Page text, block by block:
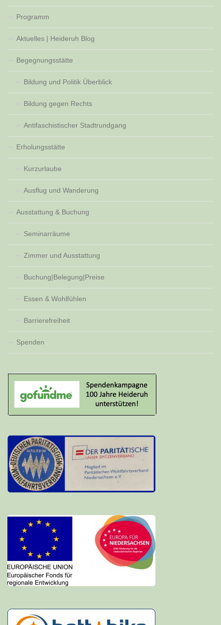
Programm
Aktuelles | Heideruh Blog
Begegnungsstätte
Bildung und Politik Überblick
Bildung gegen Rechts
Antifaschistischer Stadtrundgang
Erholungsstätte
Kurzurlaube
Ausflug und Wanderung
Ausstattung & Buchung
Seminarräume
Zimmer und Ausstattung
Buchung|Belegung|Preise
Essen & Wohlfühlen
Barrierefreiheit
Spenden